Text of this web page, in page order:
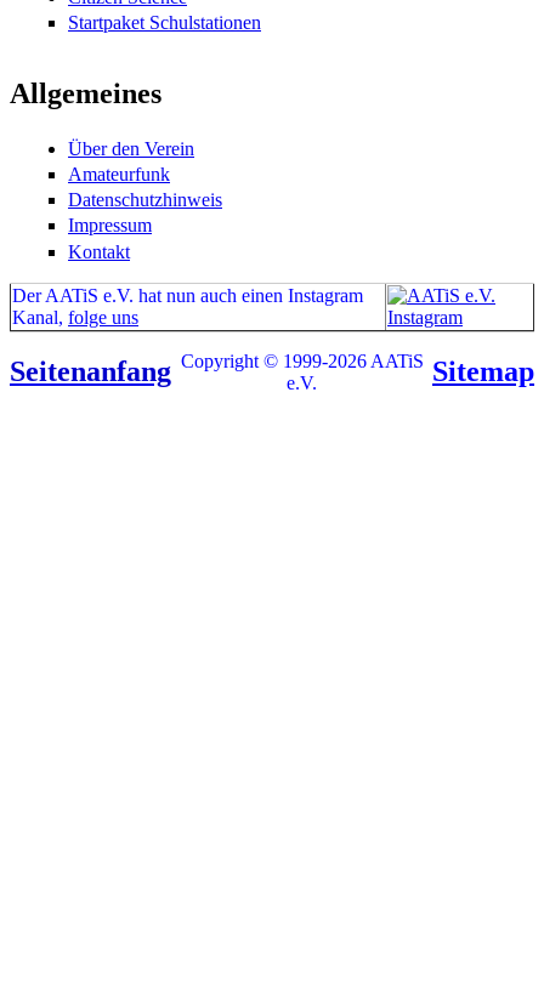
Startpaket Schulstationen
Allgemeines
Über den Verein
Amateurfunk
Datenschutzhinweis
Impressum
Kontakt
Der AATiS e.V. hat nun auch einen Instagram
Kanal, folge uns
Seitenanfang Copyright © 1999-2026 AATiS
e.V.
Sitemap